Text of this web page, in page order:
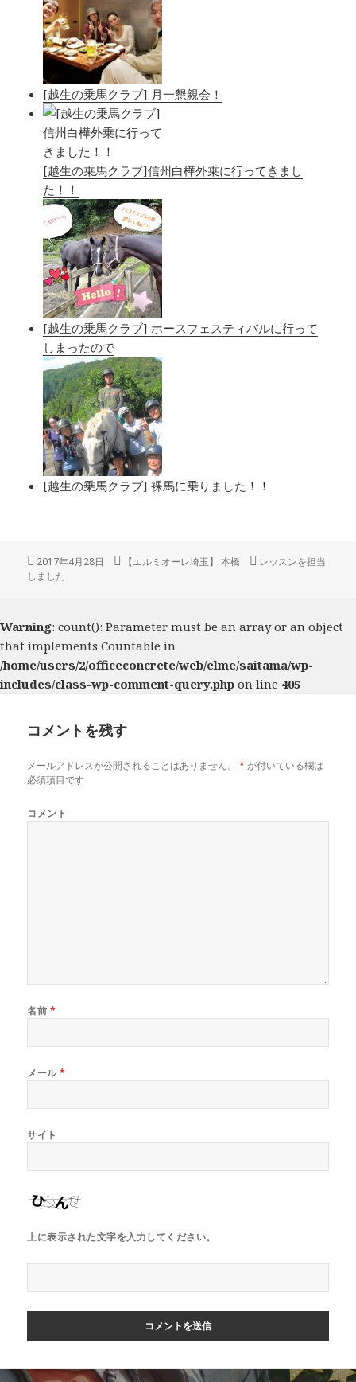
[越生の乗馬クラブ] 月一懇親会！
[越生の乗馬クラブ]信州白樺外乗に行ってきまし
た！！
[越生の乗馬クラブ] ホースフェスティバルに行って
しまったので
[越生の乗馬クラブ] 裸馬に乗りました！！
投
稿
2017年4月28日
作【エルミオーレ埼玉】 本橋
カ
レッスンを担当
しました
Warning: count(): Parameter must be an array or an object
that implements Countable in
/home/users/2/officeconcrete/web/elme/saitama/wp-
includes/class-wp-comment-query.php on line 405
コメントを残す
メールアドレスが公開されることはありません。 * が付いている欄は
必須項目です
コメント
名前 *
メール*
サイト
上に表示された文字を入力してください。
投